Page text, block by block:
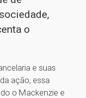
o
e suas
ação, essa
o Mackenzie e